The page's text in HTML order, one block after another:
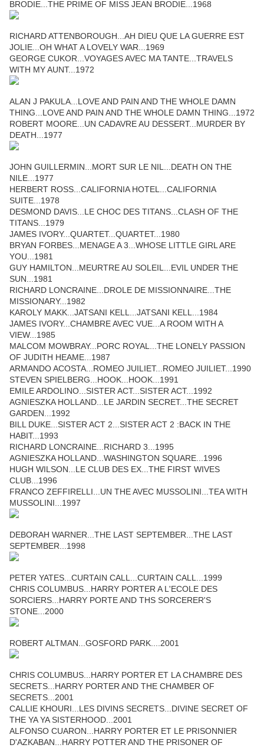
BRODIE...THE PRIME OF MISS JEAN BRODIE...1968
RICHARD ATTENBOROUGH...AH DIEU QUE LA GUERRE EST
JOLIE...OH WHAT A LOVELY WAR...1969
GEORGE CUKOR...VOYAGES AVEC MA TANTE...TRAVELS
WITH MY AUNT...1972
ALAN J PAKULA...LOVE AND PAIN AND THE WHOLE DAMN
THING...LOVE AND PAIN AND THE WHOLE DAMN THING...1972
ROBERT MOORE...UN CADAVRE AU DESSERT...MURDER BY
DEATH...1977
JOHN GUILLERMIN...MORT SUR LE NIL...DEATH ON THE
NILE...1977
HERBERT ROSS...CALIFORNIA HOTEL...CALIFORNIA
SUITE...1978
DESMOND DAVIS...LE CHOC DES TITANS...CLASH OF THE
TITANS...1979
JAMES IVORY...QUARTET...QUARTET...1980
BRYAN FORBES...MENAGE A 3...WHOSE LITTLE GIRL ARE
YOU...1981
GUY HAMILTON...MEURTRE AU SOLEIL...EVIL UNDER THE
SUN...1981
RICHARD LONCRAINE...DROLE DE MISSIONNAIRE...THE
MISSIONARY...1982
KAROLY MAKK...JATSANI KELL...JATSANI KELL...1984
JAMES IVORY...CHAMBRE AVEC VUE...A ROOM WITH A
VIEW...1985
MALCOM MOWBRAY...PORC ROYAL...THE LONELY PASSION
OF JUDITH HEAME...1987
ARMANDO ACOSTA...ROMEO JUILIET...ROMEO JUILIET...1990
STEVEN SPIELBERG...HOOK...HOOK...1991
EMILE ARDOLINO...SISTER ACT...SISTER ACT...1992
AGNIESZKA HOLLAND...LE JARDIN SECRET...THE SECRET
GARDEN...1992
BILL DUKE...SISTER ACT 2...SISTER ACT 2 :BACK IN THE
HABIT...1993
RICHARD LONCRAINE...RICHARD 3...1995
AGNIESZKA HOLLAND...WASHINGTON SQUARE...1996
HUGH WILSON...LE CLUB DES EX...THE FIRST WIVES
CLUB...1996
FRANCO ZEFFIRELLI...UN THE AVEC MUSSOLINI...TEA WITH
MUSSOLINI...1997
DEBORAH WARNER...THE LAST SEPTEMBER...THE LAST
SEPTEMBER...1998
PETER YATES...CURTAIN CALL...CURTAIN CALL...1999
CHRIS COLUMBUS...HARRY PORTER A L'ECOLE DES
SORCIERS...HARRY PORTE AND THS SORCERER'S
STONE...2000
ROBERT ALTMAN...GOSFORD PARK....2001
CHRIS COLUMBUS...HARRY PORTER ET LA CHAMBRE DES
SECRETS...HARRY PORTER AND THE CHAMBER OF
SECRETS...2001
CALLIE KHOURI...LES DIVINS SECRETS...DIVINE SECRET OF
THE YA YA SISTERHOOD...2001
ALFONSO CUARON...HARRY PORTER ET LE PRISONNIER
D'AZKABAN...HARRY POTTER AND THE PRISONER OF